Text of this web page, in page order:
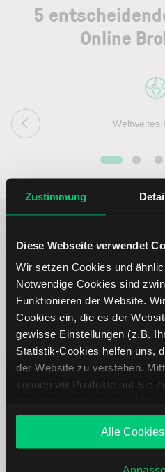
Zustimmung
Diese Webseite verwendet
Wir setzen Cookies und
Notwendige Cookies sind
Funktionieren der Website.
Cookies ein, die es der
gewisse Einstellungen (z.B.
Statistik-Cookies helfen uns,
der Website zu verstehen.
können wir Produkte auf Sie
Angebote unterbreiten. Sie
Sie zulassen oder ablehnen.
Sie jederzeit in denCookie-
Weitere Infos auch in unserer
Alle
5
Online
Weltweites
Beliebt
Immer up to
Newslettern
Ihre E-Mail-Adresse